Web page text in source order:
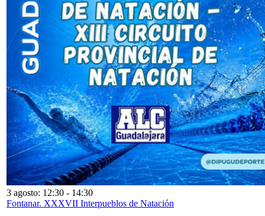
3 agosto: 12:30 - 14:30
Fontanar. XXXVII Interpueblos de Natación